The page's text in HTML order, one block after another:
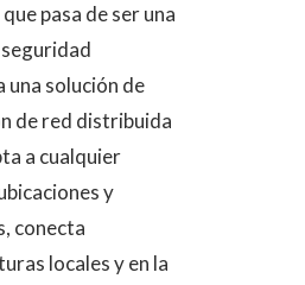
pasa de ser una
una solución de
de red distribuida
a cualquier
y
conecta
locales y en la